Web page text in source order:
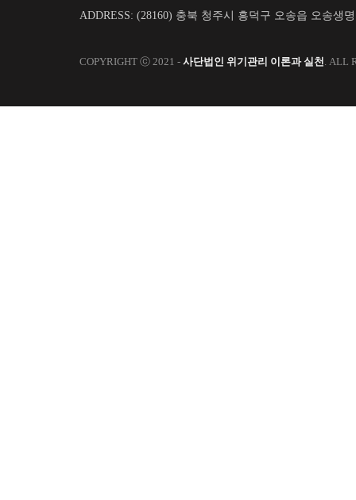
ADDRESS: (28160) 충북 청주시 흥덕구 오송읍 오송생
COPYRIGHT ⓒ 2021 - 사단법인 위기관리 이론과 실천. ALL